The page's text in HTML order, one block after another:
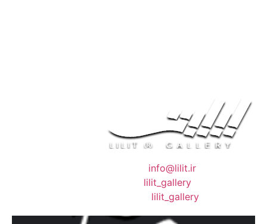
info@lilit.ir
lilit_gallery
lilit_gallery